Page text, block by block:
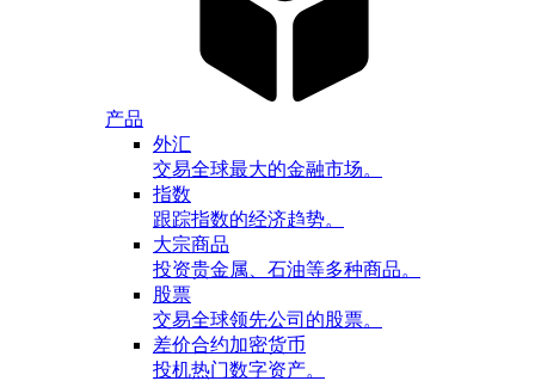
产品
外汇
交易全球最大的金融市场。
指数
跟踪指数的经济趋势。
大宗商品
投资贵金属、石油等多种商品。
股票
交易全球领先公司的股票。
差价合约加密货币
投机热门数字资产。